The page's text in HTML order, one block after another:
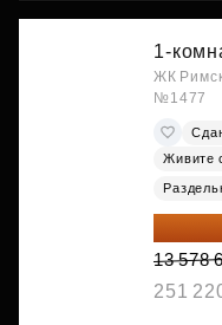
1-
ЖК
№1477
Живите
10
13 578
251